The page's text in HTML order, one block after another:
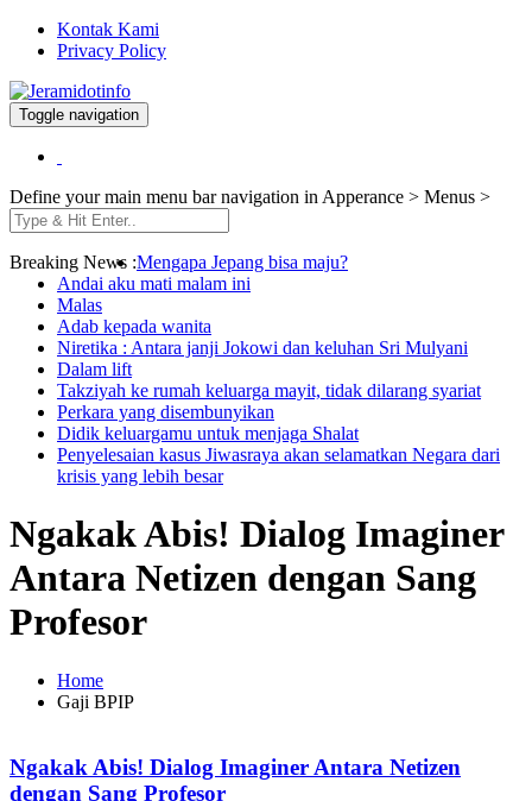
Kontak Kami
Privacy Policy
Jeramidotinfo
Berita dan Informasi Terkini
Toggle navigation
Define your main menu bar navigation in Apperance > Menus >
Breaking News :Mengapa Jepang bisa maju?
Andai aku mati malam ini
Malas
Adab kepada wanita
Niretika : Antara janji Jokowi dan keluhan Sri Mulyani
Dalam lift
Takziyah ke rumah keluarga mayit, tidak dilarang syariat
Perkara yang disembunyikan
Didik keluargamu untuk menjaga Shalat
Penyelesaian kasus Jiwasraya akan selamatkan Negara dari
krisis yang lebih besar
Ngakak Abis! Dialog Imaginer
Antara Netizen dengan Sang
Profesor
Home
Gaji BPIP
Ngakak Abis! Dialog Imaginer Antara Netizen
dengan Sang Profesor